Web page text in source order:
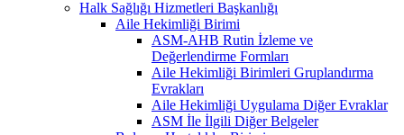
Halk Sağlığı Hizmetleri Başkanlığı
Aile Hekimliği Birimi
ASM-AHB Rutin İzleme ve
Değerlendirme Formları
Aile Hekimliği Birimleri Gruplandırma
Evrakları
Aile Hekimliği Uygulama Diğer Evraklar
ASM İle İlgili Diğer Belgeler